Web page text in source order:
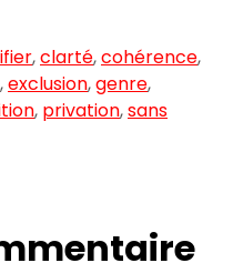
,clarté,cohérence,
,exclusion,genre,
, privation,sans